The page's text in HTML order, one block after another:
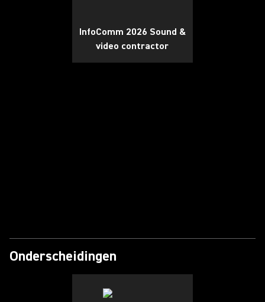
InfoComm 2026 Sound &
video contractor
Onderscheidingen